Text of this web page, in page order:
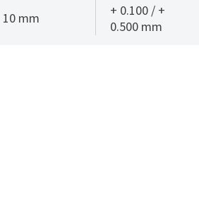
10 mm
+ 0.100 / +
0.500 mm